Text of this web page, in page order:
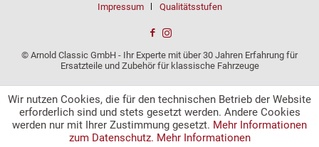
Impressum Qualitätsstufen
© Arnold Classic GmbH - Ihr Experte mit über 30 Jahren Erfahrung für
Ersatzteile und Zubehör für klassische Fahrzeuge
Wir nutzen Cookies, die für den technischen Betrieb der Website
erforderlich sind und stets gesetzt werden. Andere Cookies
werden nur mit Ihrer Zustimmung gesetzt. Mehr Informationen
zum Datenschutz. Mehr Informationen